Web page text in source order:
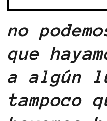
no
que
a algún
tampoco